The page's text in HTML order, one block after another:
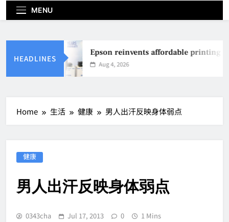
MENU
HEADLINES
Epson reinvents affordable printing
Aug 4, 2026
Home 生活 健康 男人出汗反映身体弱点
健康
男人出汗反映身体弱点
0343cha Jul 17, 2013 0 1 Mins